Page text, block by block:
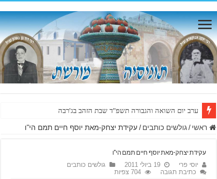
ערב יום השואה והגבורה תשפ"ד שבת הזהב בג'רבה
ראשי /גולשים כותבים / עקידת יצחק-מאת יוסף חיים תמם הי"ו
עקידת יצחק-מאת יוסף חיים תמם הי"ו
יוסי פרי 19 ביולי 2011
גולשים כותבים
כתיבת תגובה
704 צפיות